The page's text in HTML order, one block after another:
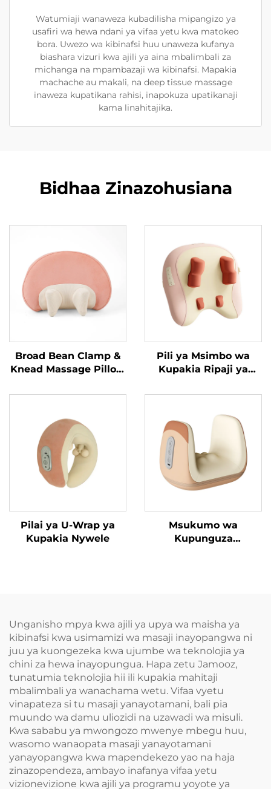
Watumiaji wanaweza kubadilisha mipangizo ya
usafiri wa hewa ndani ya vifaa yetu kwa matokeo
bora. Uwezo wa kibinafsi huu unaweza kufanya
biashara vizuri kwa ajili ya aina mbalimbali za
michanga na mpambazaji wa kibinafsi. Mapakia
machache au makali, na deep tissue massage
inaweza kupatikana rahisi, inapokuza upatikanaji
kama linahitajika.
Bidhaa Zinazohusiana
Broad Bean Clamp &
Knead Massage Pillow
Pili ya Msimbo wa
Kupakia Ripaji ya
Pilai ya U-Wrap ya
Kupakia Nywele
Msukumo wa
Kupunguza
Unganisho mpya kwa ajili ya upya wa maisha ya
kibinafsi kwa usimamizi wa masaji inayopangwa ni
juu ya kuongezeka kwa ujumbe wa teknolojia ya
chini za hewa inayopungua. Hapa zetu Jamooz,
tunatumia teknolojia hii ili kupakia mahitaji
mbalimbali ya wanachama wetu. Vifaa vyetu
vinapateza si tu masaji yanayotamani, bali pia
muundo wa damu uliozidi na uzawadi wa misuli.
Kwa sababu ya mwongozo mwenye mbegu huu,
wasomo wanaopata masaji yanayotamani
yanayopangwa kwa mapendekezo yao na haja
zinazopendeza, ambayo inafanya vifaa yetu
vizionevizione kwa ajili ya programu yoyote ya